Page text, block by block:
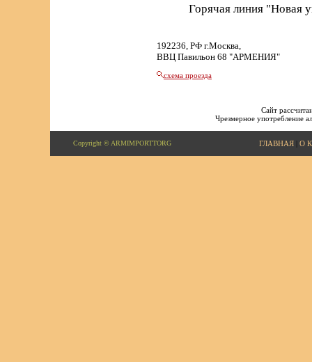
Горячая линия "Новая
192236, РФ г.Москва,
ВВЦ Павильон 68 "АРМЕНИЯ"
схема проезда
Сайт
Чрезмерное употребление
Copyright © ARMIMPORTTORG ГЛАВНАЯ| О